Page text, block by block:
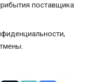
поставщика